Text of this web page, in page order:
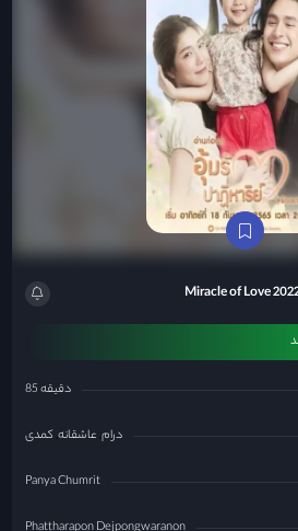
85 دقیقه
درام عاشقانه کمدی
Panya Chumrit